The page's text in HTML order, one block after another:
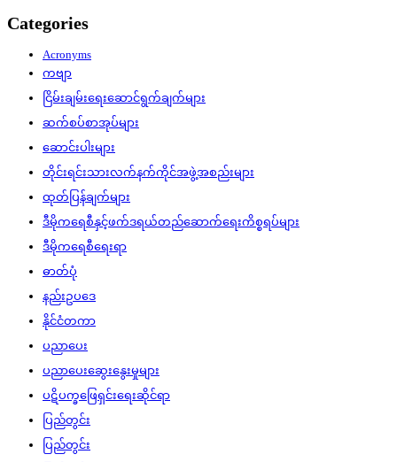
Categories
Acronyms
ကဗျာ
ငြိမ်းချမ်းရေးဆောင်ရွက်ချက်များ
ဆက်စပ်စာအုပ်များ
ဆောင်းပါးများ
တိုင်းရင်းသားလက်နက်ကိုင်အဖွဲ့အစည်းများ
ထုတ်ပြန်ချက်များ
ဒီမိုကရေစီနှင့်ဖက်ဒရယ်တည်ဆောက်‌ရေးကိစ္စရပ်များ
ဒီမိုကရေစီရေးရာ
ဓာတ်ပုံ
နည်းဥပဒေ
နိုင်ငံတကာ
ပညာပေး
ပညာပေးဆွေးနွေးမှုများ
ပဋိပက္ခဖြေရှင်းရေးဆိုင်ရာ
ပြည်တွင်း
ပြည်တွင်း